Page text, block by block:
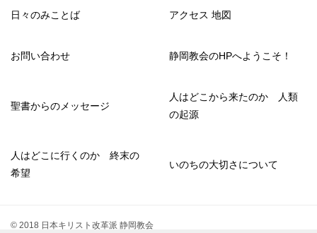
日々のみことば アクセス 地図
お問い合わせ 静岡教会のHPへようこそ！
聖書からのメッセージ
人はどこから来たのか 人類
の起源
人はどこに行くのか 終末の
希望
いのちの大切さについて
© 2018 日本キリスト改革派 静岡教会